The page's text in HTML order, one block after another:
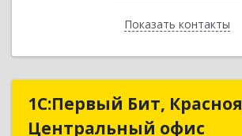
Показать контакты
Назад
1С:Первый Бит,
Центральный офис
1С:Первый Бит,